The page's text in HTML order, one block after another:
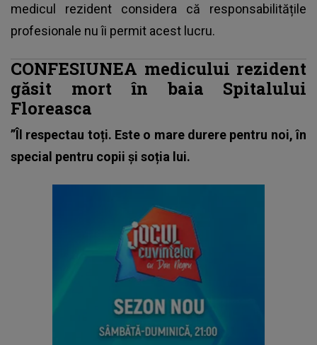
medicul rezident considera că responsabilitățile
profesionale nu îi permit acest lucru.
CONFESIUNEA medicului rezident
găsit mort în baia Spitalului
Floreasca
”Îl respectau toți. Este o mare durere pentru noi, în
special pentru copii și soția lui.